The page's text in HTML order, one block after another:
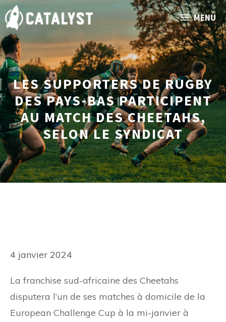
Aller
au
contenu
MENU
LES SUPPORTERS DE RUGBY
DES PAYS-BAS PARTICIPENT
AU MATCH DES CHEETAHS,
SELON LE SYNDICAT
4 janvier 2024
La franchise sud-africaine des Cheetahs
disputera l’un de ses matches à domicile de la
European Challenge Cup à la mi-janvier à